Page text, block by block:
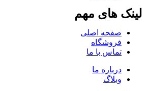
لینک های مهم
صفحه اصلی
فروشگاه
تماس با ما
درباره ما
وبلاگ